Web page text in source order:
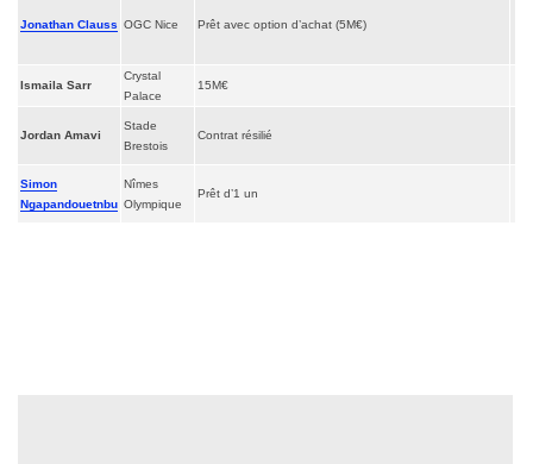
Jonathan Clauss OGC Nice Prêt avec option d’achat (5M€)
Ismaila Sarr
Crystal
Palace
15M€
Jordan Amavi
Stade
Brestois
Contrat résilié
Simon
Ngapandouetnbu
Nîmes
Olympique
Prêt d’1 un